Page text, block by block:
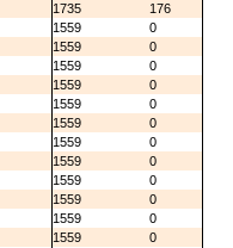
1735
176
1559
0
1559
0
1559
0
1559
0
1559
0
1559
0
1559
0
1559
0
1559
0
1559
0
1559
0
1559
0